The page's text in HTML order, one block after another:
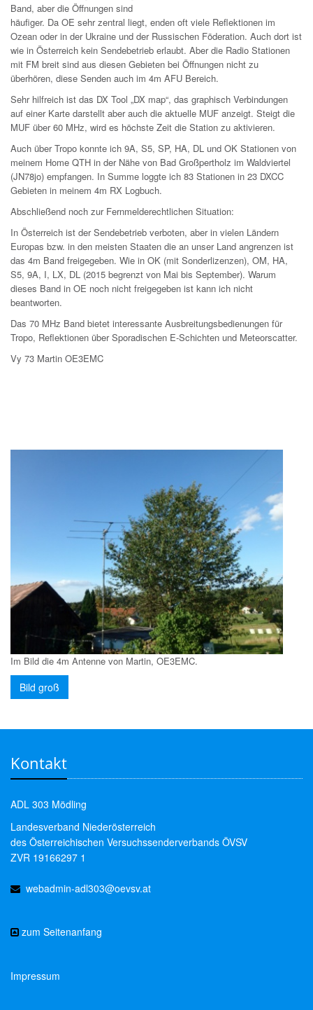
Band, aber die Öffnungen sind
häufiger. Da OE sehr zentral liegt, enden oft viele Reflektionen im
Ozean oder in der Ukraine und der Russischen Föderation. Auch dort ist
wie in Österreich kein Sendebetrieb erlaubt. Aber die Radio Stationen
mit FM breit sind aus diesen Gebieten bei Öffnungen nicht zu
überhören, diese Senden auch im 4m AFU Bereich.
Sehr hilfreich ist das DX Tool „DX map“, das graphisch Verbindungen
auf einer Karte darstellt aber auch die aktuelle MUF anzeigt. Steigt die
MUF über 60 MHz, wird es höchste Zeit die Station zu aktivieren.
Auch über Tropo konnte ich 9A, S5, SP, HA, DL und OK Stationen von
meinem Home QTH in der Nähe von Bad Großpertholz im Waldviertel
(JN78jo) empfangen. In Summe loggte ich 83 Stationen in 23 DXCC
Gebieten in meinem 4m RX Logbuch.
Abschließend noch zur Fernmelderechtlichen Situation:
In Österreich ist der Sendebetrieb verboten, aber in vielen Ländern
Europas bzw. in den meisten Staaten die an unser Land angrenzen ist
das 4m Band freigegeben. Wie in OK (mit Sonderlizenzen), OM, HA,
S5, 9A, I, LX, DL (2015 begrenzt von Mai bis September). Warum
dieses Band in OE noch nicht freigegeben ist kann ich nicht
beantworten.
Das 70 MHz Band bietet interessante Ausbreitungsbedienungen für
Tropo, Reflektionen über Sporadischen E-Schichten und Meteorscatter.
Vy 73 Martin OE3EMC
Im Bild die 4m Antenne von Martin, OE3EMC.
Bild groß
Kontakt
ADL 303 Mödling
Landesverband Niederösterreich
des Österreichischen Versuchssenderverbands ÖVSV
ZVR 19166297 1
webadmin-adl303@oevsv.at
zum Seitenanfang
Impressum